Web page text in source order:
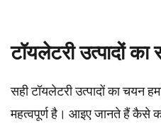
टॉयलेटरी उत्पादों
सही टॉयलेटरी उत्पादों का चयन
महत्वपूर्ण है। आइए जानते हैं कैसे